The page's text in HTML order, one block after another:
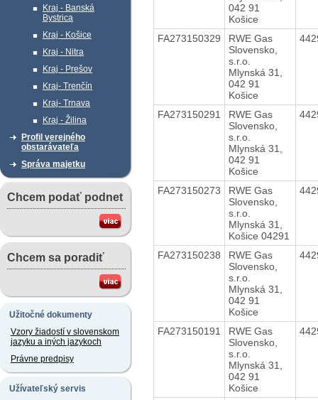
Kraj - Banská
Bystrica
Kraj - Košice
Kraj - Nitra
Kraj - Prešov
Kraj- Trenčín
Kraj- Trnava
Kraj - Žilina
Profil verejného
obstarávateľa
Správa majetku
Chcem podať podnet
Chcem sa poradiť
Užitočné dokumenty
Vzory žiadostí v slovenskom
jazyku a iných jazykoch
Právne predpisy
Užívateľský servis
042 91
Košice
FA273150329
RWE Gas
Slovensko,
s.r.o.
Mlynská 31,
042 91
Košice
FA273150291
RWE Gas
Slovensko,
s.r.o.
Mlynská 31,
042 91
Košice
FA273150273
RWE Gas
Slovensko,
s.r.o.
Mlynská 31,
Košice 04291
FA273150238
RWE Gas
Slovensko,
s.r.o.
Mlynská 31,
042 91
Košice
FA273150191
RWE Gas
Slovensko,
s.r.o.
Mlynská 31,
042 91
Košice